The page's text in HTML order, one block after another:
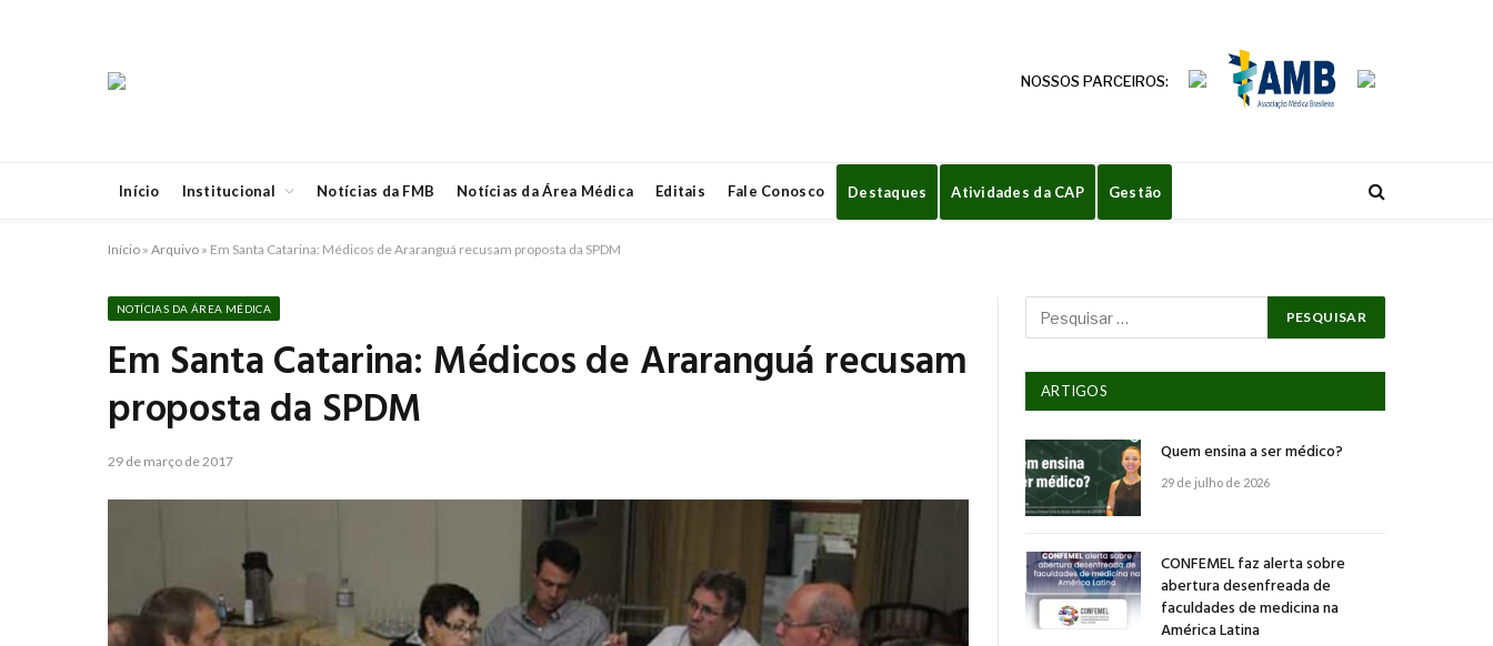
NOSSOS PARCEIROS:
Início Institucional Notícias da FMB Notícias da Área Médica Editais Fale Conosco Destaques Atividades da CAP Gestão
Início » Arquivo » Em Santa Catarina: Médicos de Araranguá recusam proposta da SPDM
NOTÍCIAS DA ÁREA MÉDICA
Em Santa Catarina: Médicos de Araranguá recusam
proposta da SPDM
29 de março de 2017
ARTIGOS
Quem ensina a ser médico?
29 de julho de 2026
CONFEMEL faz alerta sobre
abertura desenfreada de
faculdades de medicina na
América Latina